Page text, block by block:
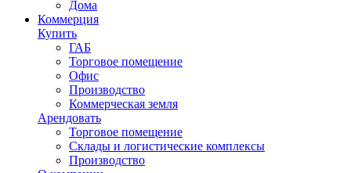
Дома
Коммерция
Купить
ГАБ
Торговое помещение
Офис
Производство
Коммерческая земля
Арендовать
Торговое помещение
Склады и логистические комплексы
Производство